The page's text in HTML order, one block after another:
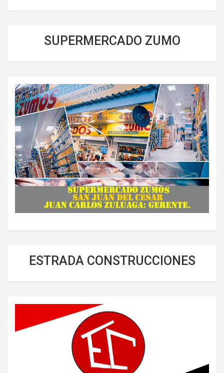
SUPERMERCADO ZUMO
ESTRADA CONSTRUCCIONES